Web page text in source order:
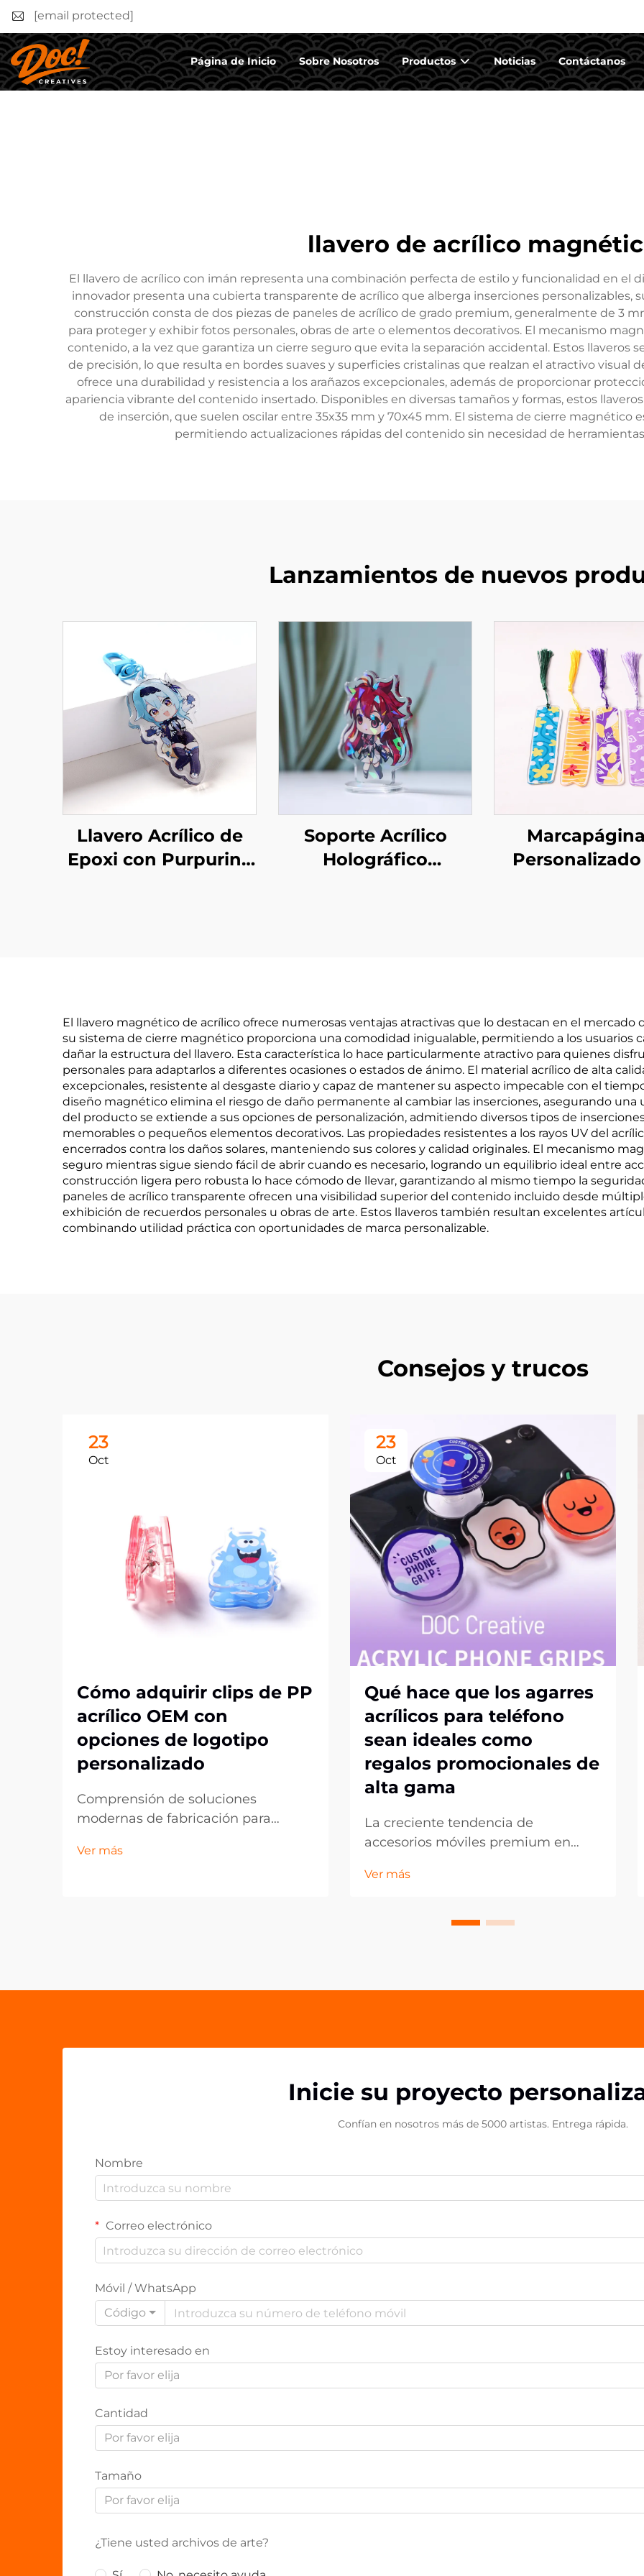
[email protected]
Página de Inicio Sobre Nosotros Productos Noticias Contáctanos
llavero de acrílico
El llavero de acrílico con imán representa una combinación perfecta de estilo y funcionalidad en el
innovador presenta una cubierta transparente de acrílico que alberga inserciones personalizables,
construcción consta de dos piezas de paneles de acrílico de grado premium, generalmente de 3
para proteger y exhibir fotos personales, obras de arte o elementos decorativos. El mecanismo
contenido, a la vez que garantiza un cierre seguro que evita la separación accidental. Estos llaveros
de precisión, lo que resulta en bordes suaves y superficies cristalinas que realzan el atractivo visual
ofrece una durabilidad y resistencia a los arañazos excepcionales, además de proporcionar
apariencia vibrante del contenido insertado. Disponibles en diversas tamaños y formas, estos
de inserción, que suelen oscilar entre 35x35 mm y 70x45 mm. El sistema de cierre magnético
permitiendo actualizaciones rápidas del contenido sin necesidad de
Lanzamientos de nuevos
Llavero Acrílico de
Epoxi con Purpurina
Soporte Acrílico
Holográfico
El llavero magnético de acrílico ofrece numerosas ventajas atractivas que lo destacan en el mercado
su sistema de cierre magnético proporciona una comodidad inigualable, permitiendo a los usuarios
dañar la estructura del llavero. Esta característica lo hace particularmente atractivo para quienes
personales para adaptarlos a diferentes ocasiones o estados de ánimo. El material acrílico de alta
excepcionales, resistente al desgaste diario y capaz de mantener su aspecto impecable con el
diseño magnético elimina el riesgo de daño permanente al cambiar las inserciones, asegurando una
del producto se extiende a sus opciones de personalización, admitiendo diversos tipos de
memorables o pequeños elementos decorativos. Las propiedades resistentes a los rayos UV del
encerrados contra los daños solares, manteniendo sus colores y calidad originales. El mecanismo
seguro mientras sigue siendo fácil de abrir cuando es necesario, logrando un equilibrio ideal entre
construcción ligera pero robusta lo hace cómodo de llevar, garantizando al mismo tiempo la
paneles de acrílico transparente ofrecen una visibilidad superior del contenido incluido desde
exhibición de recuerdos personales u obras de arte. Estos llaveros también resultan excelentes
combinando utilidad práctica con oportunidades de marca personalizable.
Consejos y trucos
23
Oct
Cómo adquirir clips de PP
acrílico OEM con
opciones de logotipo
personalizado
Comprensión de soluciones
modernas de fabricación para
personalizados. El panorama de la
han...
Ver más
23
Oct
Qué hace que los agarres
acrílicos para teléfono
sean ideales como
regalos promocionales de
alta gama
La creciente tendencia de
accesorios móviles premium en
panorama en constante evolución
empresas buscan continuamente
Ver más
Inicie su proyecto
Confían en nosotros más de 5000 artistas. Entrega rápida.
Nombre
Correo electrónico
Móvil / WhatsApp
Código
Estoy interesado en
Por favor elija
Cantidad
Por favor elija
Tamaño
Por favor elija
¿Tiene usted archivos de arte?